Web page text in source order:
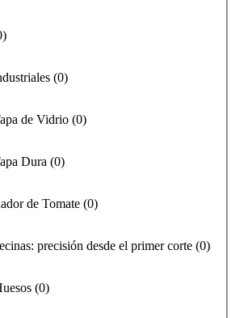
)
(0)
de Vidrio (0)
Dura (0)
de Tomate (0)
precisión desde el primer corte (0)
(0)